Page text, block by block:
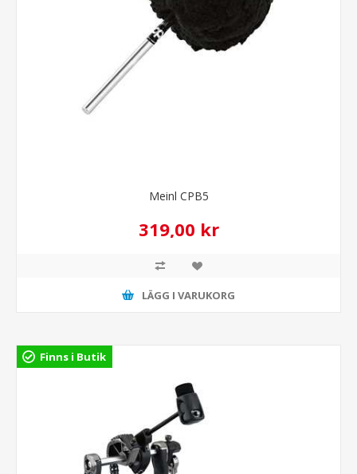
Meinl CPB5
319,00 kr
LÄGG I VARUKORG
Finns i Butik